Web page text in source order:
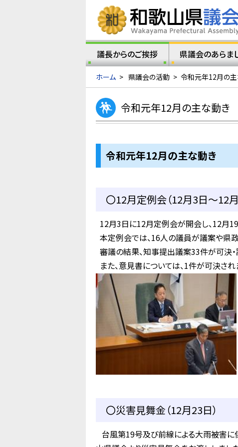
議長からのご挨拶 県議会のあらま
ホーム > 県議会の活動 > 令和元年12月の
令和元年12月の主な動き
令和元年12月の主な動き
〇12月定例会（12月3日～12月
12月3日に12月定例会が開会し、12月
本定例会では、16人の議員が議案や県
審議の結果、知事提出議案33件が可決・
また、意見書については、1件が可決され
〇災害見舞金（12月23日）
台風第19号及び前線による大雨被害に